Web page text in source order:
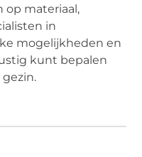
op materiaal,
in
mogelijkheden en
kunt bepalen